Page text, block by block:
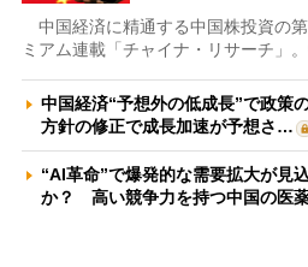
中国経済に精通する中国株投資の
ミアム連載「チャイナ・リサーチ」
中国経済“予想外の低成長”で政
方針の修正で成長加速が予想さ…
“AI革命”で爆発的な需要拡大が見
か？ 高い競争力を持つ中国の医